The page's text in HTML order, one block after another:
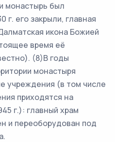
был
г. его закрыли, главная
икона Божией
время её
(8)В годы
монастыря
учреждения (в том числе
приходятся на
г.): главный храм
и переоборудован под